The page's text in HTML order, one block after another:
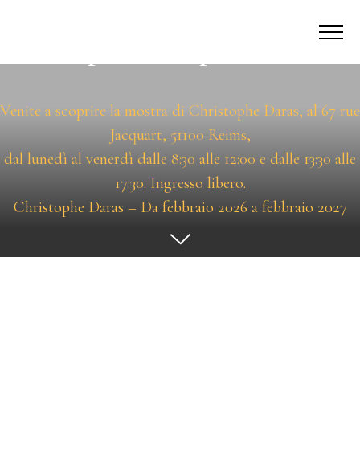
Le Esposizioni permanenti
Venite a scoprire la mostra di Christophe Daras, al 67 rue
Jacquart, 51100 Reims,
dal lunedì al venerdì dalle 8:30 alle 12:00 e dalle 13:30 alle
17:30. Ingresso libero.
Christophe Daras – Da febbraio 2026 a febbraio 2027